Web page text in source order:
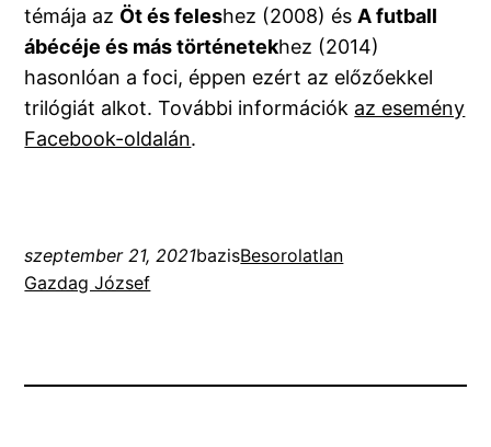
témája az Öt és feleshez (2008) és A futball
ábécéje és más történetekhez (2014)
hasonlóan a foci, éppen ezért az előzőekkel
trilógiát alkot. További információk az esemény
Facebook-oldalán.
szeptember 21, 2021bazisBesorolatlan
Gazdag József